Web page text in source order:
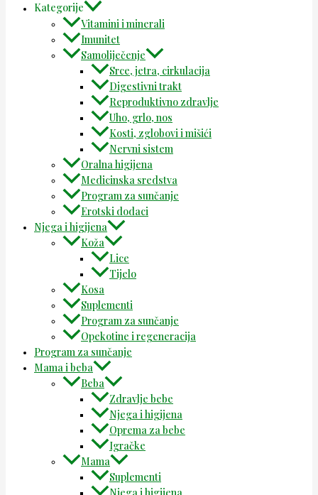
Kategorije
Vitamini i minerali
Imunitet
Samoliječenje
Srce, jetra, cirkulacija
Digestivni trakt
Reproduktivno zdravlje
Uho, grlo, nos
Kosti, zglobovi i mišići
Nervni sistem
Oralna higijena
Medicinska sredstva
Program za sunčanje
Erotski dodaci
Njega i higijena
Koža
Lice
Tijelo
Kosa
Suplementi
Program za sunčanje
Opekotine i regeneracija
Program za sunčanje
Mama i beba
Beba
Zdravlje bebe
Njega i higijena
Oprema za bebe
Igračke
Mama
Suplementi